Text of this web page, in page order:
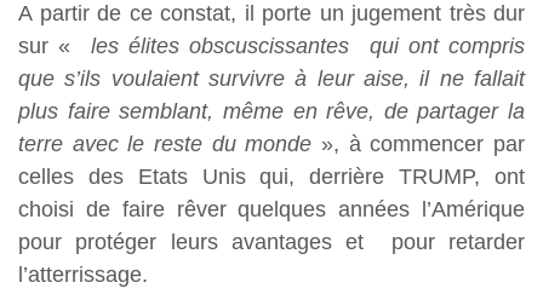
A partir de ce constat, il porte un jugement très dur
sur « les élites obscuscissantes qui ont compris
que s’ils voulaient survivre à leur aise, il ne fallait
plus faire semblant, même en rêve, de partager la
terre avec le reste du monde », à commencer par
celles des Etats Unis qui, derrière TRUMP, ont
choisi de faire rêver quelques années l’Amérique
pour protéger leurs avantages et pour retarder
l’atterrissage.